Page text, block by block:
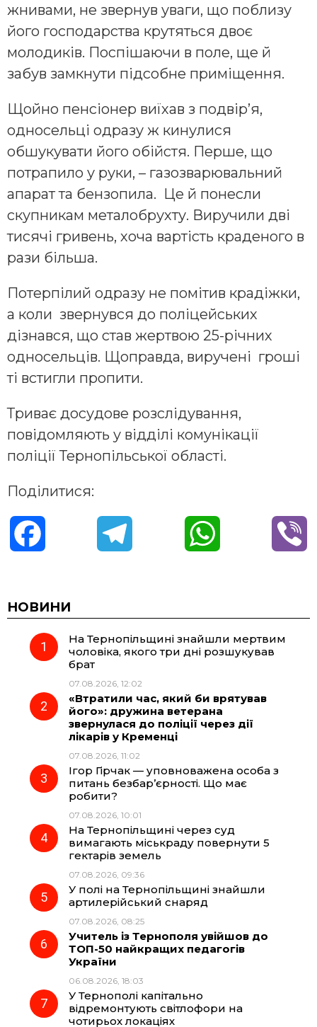
жнивами, не звернув уваги, що поблизу
його господарства крутяться двоє
молодиків. Поспішаючи в поле, ще й
забув замкнути підсобне приміщення.
Щойно пенсіонер виїхав з подвір’я,
односельці одразу ж кинулися
обшукувати його обійстя. Перше, що
потрапило у руки, – газозварювальний
апарат та бензопила. Це й понесли
скупникам металобрухту. Виручили дві
тисячі гривень, хоча вартість краденого в
рази більша.
Потерпілий одразу не помітив крадіжки,
а коли звернувся до поліцейських
дізнався, що став жертвою 25-річних
односельців. Щоправда, виручені гроші
ті встигли пропити.
Триває досудове розслідування,
повідомляють у відділі комунікації
поліції Тернопільської області.
Поділитися:
c
e
o
k
e
r
m
t
A
p
НОВИНИ
На Тернопільщині знайшли мертвим
чоловіка, якого три дні розшукував
брат
07.08.2026, 12:02
«Втратили час, який би врятував
його»: дружина ветерана
звернулася до поліції через дії
лікарів у Кременці
07.08.2026, 11:02
Ігор Гірчак — уповноважена особа з
питань безбар’єрності. Що має
робити?
07.08.2026, 10:01
На Тернопільщині через суд
вимагають міськраду повернути 5
гектарів земель
07.08.2026, 09:36
У полі на Тернопільщині знайшли
артилерійський снаряд
07.08.2026, 08:25
Учитель із Тернополя увійшов до
ТОП-50 найкращих педагогів
України
06.08.2026, 18:03
У Тернополі капітально
відремонтують світлофори на
чотирьох локаціях